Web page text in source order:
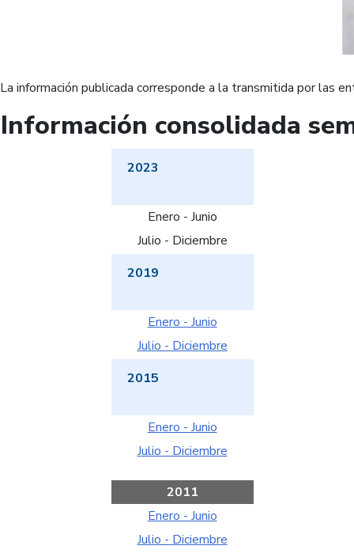
La información publicada corresponde a la transmitida por las
Información consolidada
2023
Enero - Junio
Julio - Diciembre
2019
Enero - Junio
Julio - Diciembre
2015
Enero - Junio
Julio - Diciembre
2011
Enero - Junio
Julio - Diciembre